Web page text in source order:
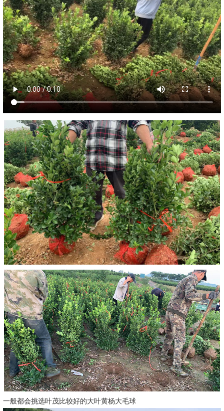
一般都会挑选叶茂比较好的大叶黄杨大毛球